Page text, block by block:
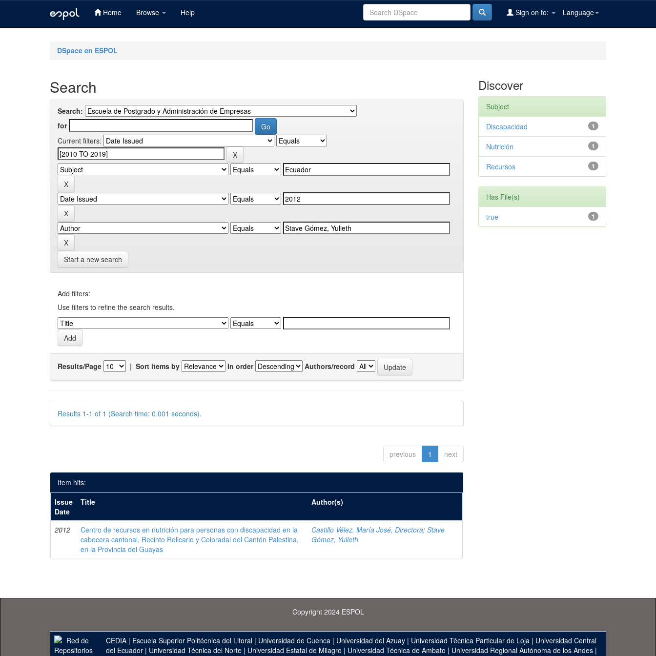
Home Browse Help Language
Sign on to:
DSpace en ESPOL
Search
Search:
for
Current filters:
Start a new search
Add filters:
Use filters to refine the search results.
Results/Page | Sort items by In order Authors/record
Results 1-1 of 1 (Search time: 0.001 seconds).
previous 1 next
Item hits:
Issue
Date
Title Author(s)
2012
Centro de recursos en nutrición para personas con discapacidad en la
cabecera cantonal, Recinto Relicario y Coloradal del Cantón Palestina,
en la Provincia del Guayas
Castillo Vélez, María José, Directora;Stave
Gómez, Yulieth
Discover
Subject
1
Discapacidad
1
Nutrición
1
Recursos
Has File(s)
1
true
Copyright 2024 ESPOL
CEDIA | Escuela Superior Politécnica del Litoral | Universidad de Cuenca | Universidad del Azuay | Universidad Técnica Particular de Loja | Universidad Central
del Ecuador| Universidad Técnica del Norte| Universidad Estatal de Milagro | Universidad Técnica de Ambato | Universidad Regional Autónoma de los Andes|